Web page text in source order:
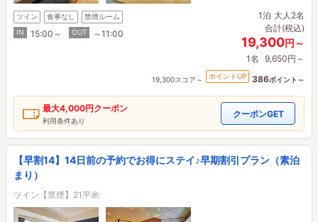
ツイン 食事なし
禁煙ルーム
IN
15:00～ OUT ～11:00
1泊 大人2名
合計(税込)
19,300円～
1名 9,650円～
19,300スコア～ ポイントUP 386ポイント～
最大4,000円クーポン
利用条件あり
クーポンGET
【早割14】14日前の予約でお得にステイ♪早期割引プラン（素泊
まり）
ツイン【禁煙】21平米